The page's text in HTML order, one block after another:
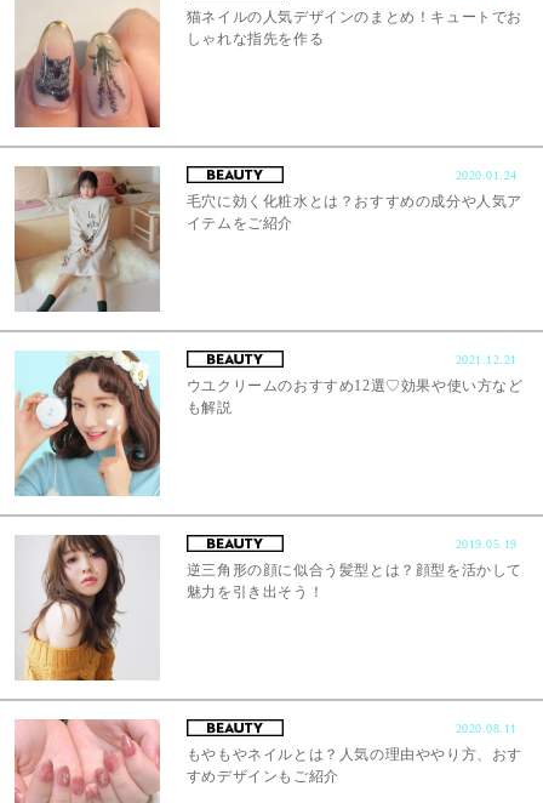
猫ネイルの人気デザインのまとめ！キュートでお
しゃれな指先を作る
2020.01.24
毛穴に効く化粧水とは？おすすめの成分や人気ア
イテムをご紹介
2021.12.21
ウユクリームのおすすめ12選♡効果や使い方など
も解説
2019.05.19
逆三角形の顔に似合う髪型とは？顔型を活かして
魅力を引き出そう！
2020.08.11
もやもやネイルとは？人気の理由ややり方、おす
すめデザインもご紹介